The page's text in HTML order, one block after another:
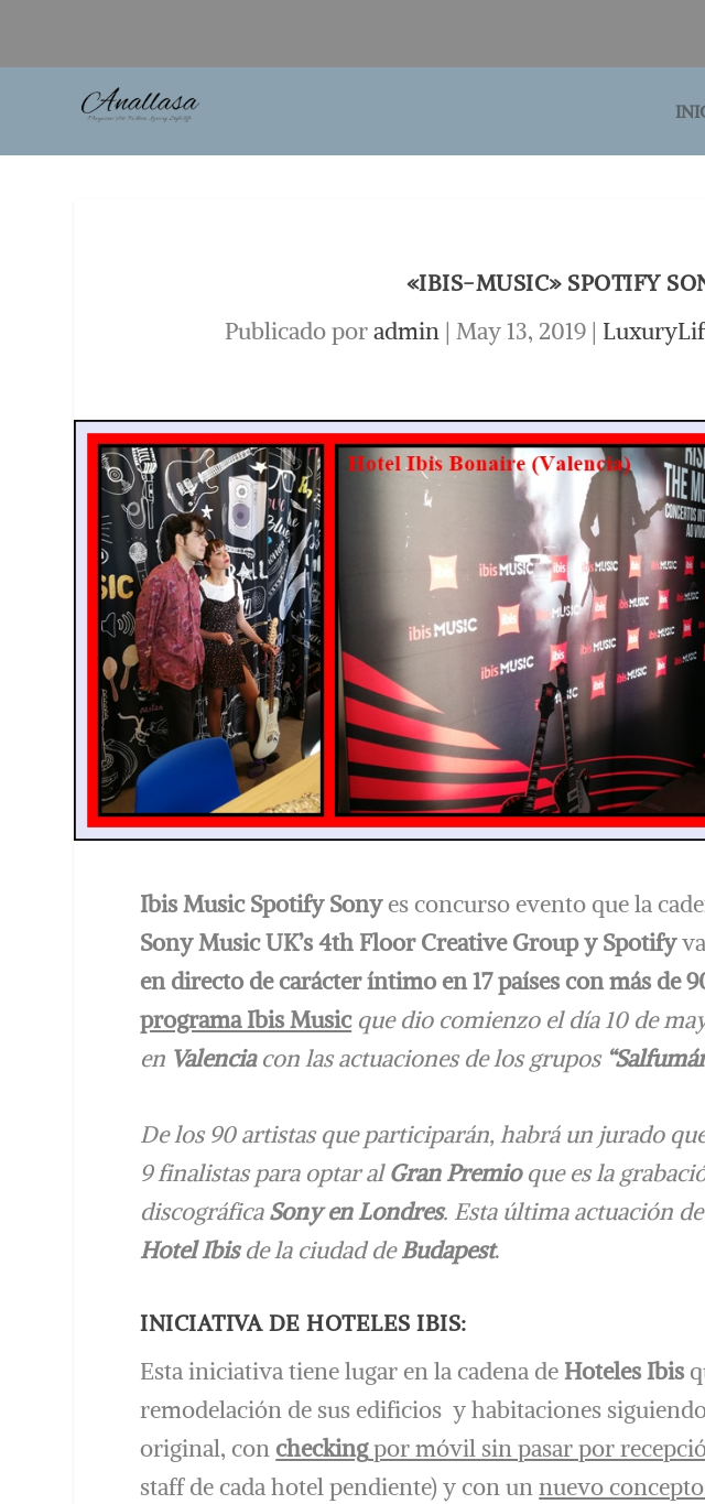
«IBIS-MUSIC» SPOTIFY
Publicado poradmin| May 13, 2019|
Ibis Music Spotify Sonyes concurso evento que la
Sony Music UK’s 4th Floor Creative Group y Spotify
en directo de carácter íntimo en 17 países con más de
programa Ibis Music que dio comienzo el día 10 de
en Valenciacon las actuaciones de los grupos
De los 90 artistas que participarán, habrá un jurado
9 finalistas para optar alGran Premioque es la
discográficaSony en Londres. Esta última actuación
Hotel Ibisde la ciudad deBudapest.
INICIATIVA DE HOTELES IBIS:
Esta iniciativa tiene lugar en la cadena deHoteles Ibis
remodelación de sus edificios y habitaciones
original, con checkingpor móvil sin pasar por
staff de cada hotel pendiente) y con unnuevo